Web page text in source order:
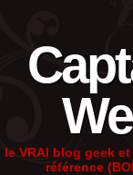
le VRAI blog geek
référence